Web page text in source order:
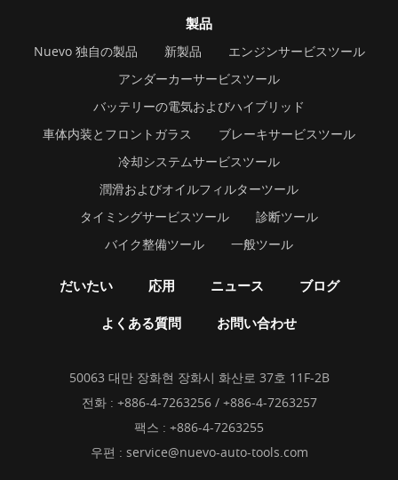
製品
Nuevo 独自の製品 新製品
エンジンサービスツール
アンダーカーサービスツール
バッテリーの電気およびハイブリッド
車体内装とフロントガラス
ブレーキサービスツール
冷却システムサービスツール
潤滑およびオイルフィルターツール
タイミングサービスツール
診断ツール
バイク整備ツール
一般ツール
だいたい 応用 ニュース ブログ
よくある質問 お問い合わせ
50063 대만 장화현 장화시 화산로 37호 11F-2B
전화 : +886-4-7263256 / +886-4-7263257
팩스 : +886-4-7263255
우편 : service@nuevo-auto-tools.com